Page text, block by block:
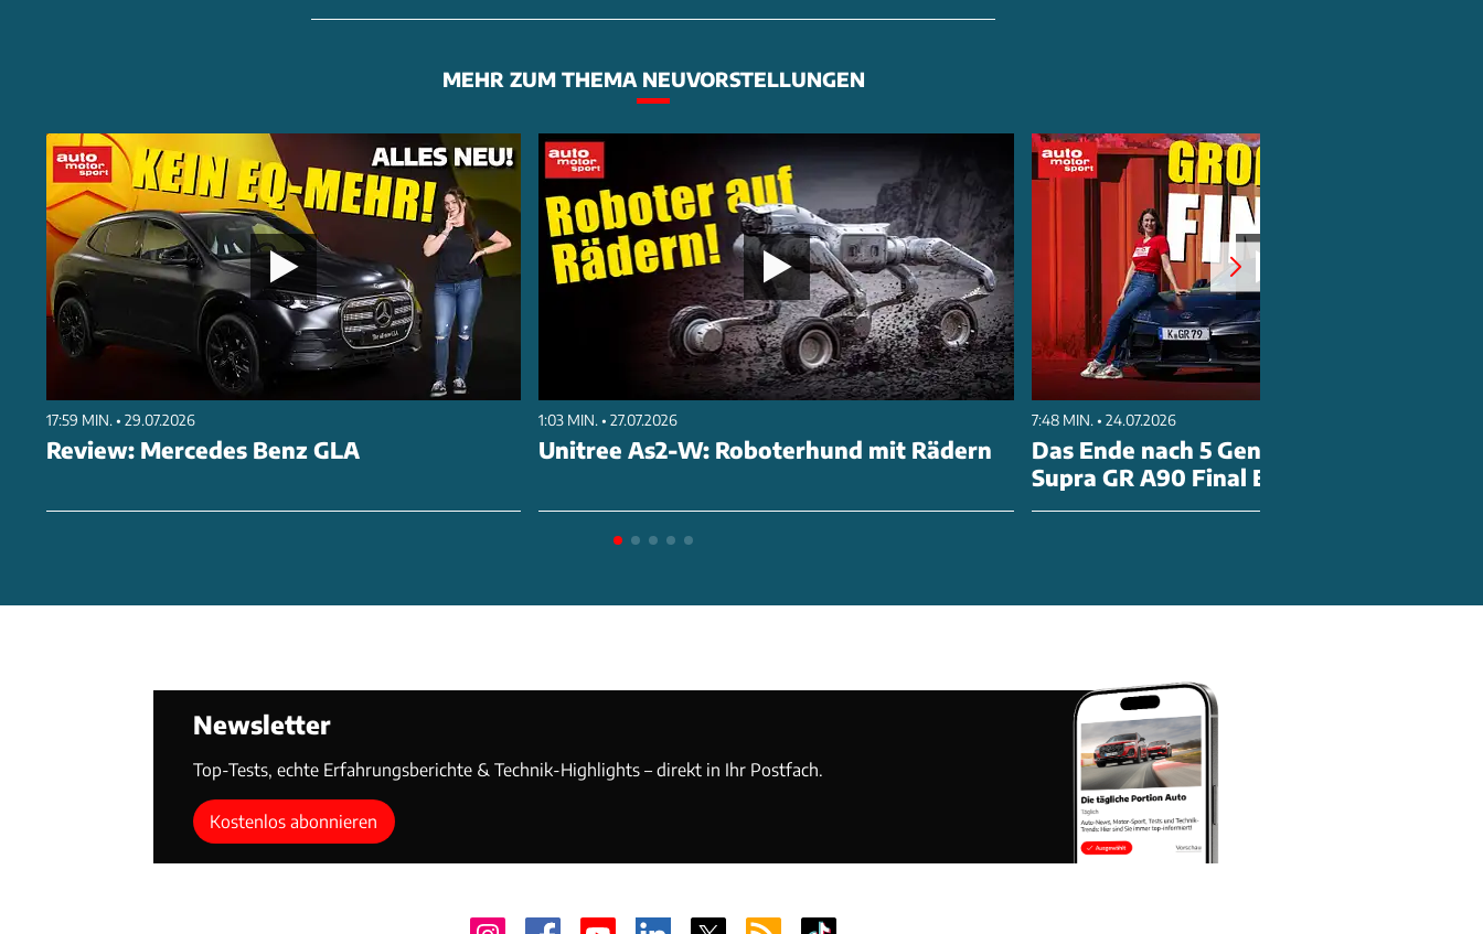
MEHR ZUM THEMA NEUVORSTELLUNGEN
17:59 MIN. • 29.07.2026
Review: Mercedes Benz GLA
1:03 MIN. • 27.07.2026
Unitree As2-W: Roboterhund mit Rädern
7:48 MIN. • 24.07.2026
Das Ende nach 5 Generationen? Toyota
Supra GR A90 Final Edition
Newsletter
Top-Tests, echte Erfahrungsberichte & Technik-Highlights – direkt in Ihr Postfach.
Kostenlos abonnieren